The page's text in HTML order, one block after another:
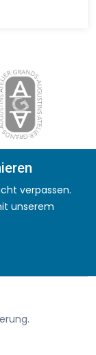
verpassen.
unserem